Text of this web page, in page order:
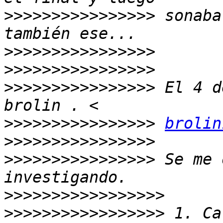
>>>>>>>>>>>>>>>>
>>>>>>>>>>>>>>>>
>>>>>>>>>>>>>>>>
>>>>>>>>>>>>>>>> El 4
>>>>>>>>>>>>>>>>
>>>>>>>>>>>>>>>>
>>>>>>>>>>>>>>>> Se
>>>>>>>>>>>>>>>>>
>>>>>>>>>>>>>>>>> 1.